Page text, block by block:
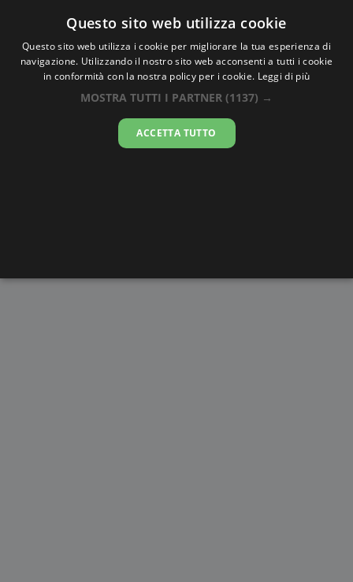
Oraesatta.co
Ora EsattaPort Saint Mary
17:35:18
Questo sito web utilizza cookie
Questo sito web utilizza i cookie per migliorare la tua esperienza di
navigazione. Utilizzando il nostro sito web acconsenti a tutti i cookie
in conformità con la nostra policy per i cookie. Leggi di più
MOSTRA TUTTI I PARTNER (1137) →
ACCETTA TUTTO